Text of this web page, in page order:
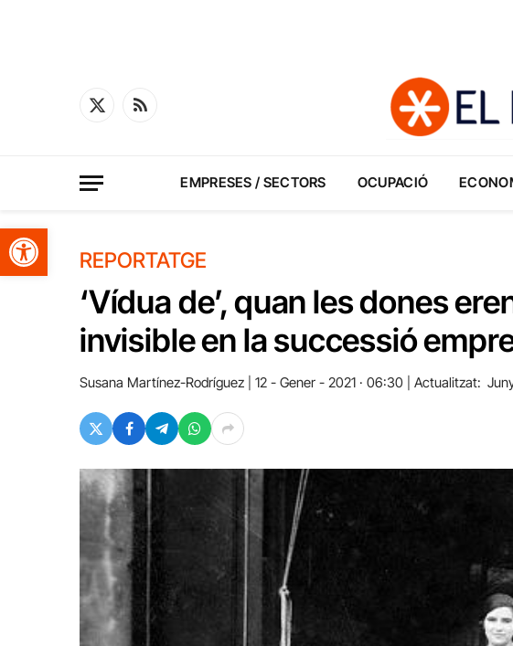
Obre la barra d'eines
X
RSS
EMPRESES / SECTORS OCUPACIÓ
REPORTATGE
‘Vídua de’, quan les dones
invisible en la successió
Susana Martínez-Rodríguez 12 - Gener - 2021 · 06:30 Actualitzat: